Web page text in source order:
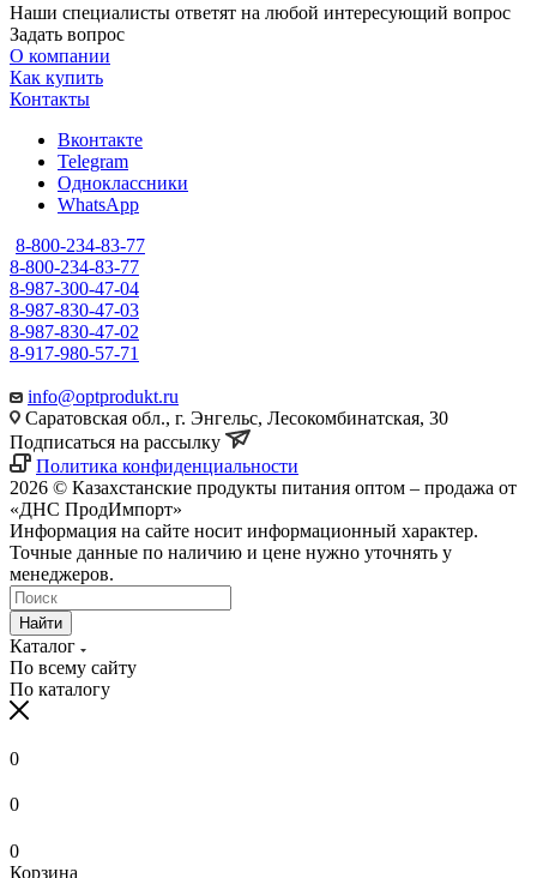
Наши специалисты ответят на любой интересующий вопрос
Задать вопрос
О компании
Как купить
Контакты
Вконтакте
Telegram
Одноклассники
WhatsApp
8-800-234-83-77
8-800-234-83-77
8-987-300-47-04
8-987-830-47-03
8-987-830-47-02
8-917-980-57-71
info@optprodukt.ru
Саратовская обл., г. Энгельс, Лесокомбинатская, 30
Подписаться на рассылку
Политика конфиденциальности
2026 © Казахстанские продукты питания оптом – продажа от
«ДНС ПродИмпорт»
Информация на сайте носит информационный характер.
Точные данные по наличию и цене нужно уточнять у
менеджеров.
Найти
Каталог
По всему сайту
По каталогу
0
0
0
Корзина